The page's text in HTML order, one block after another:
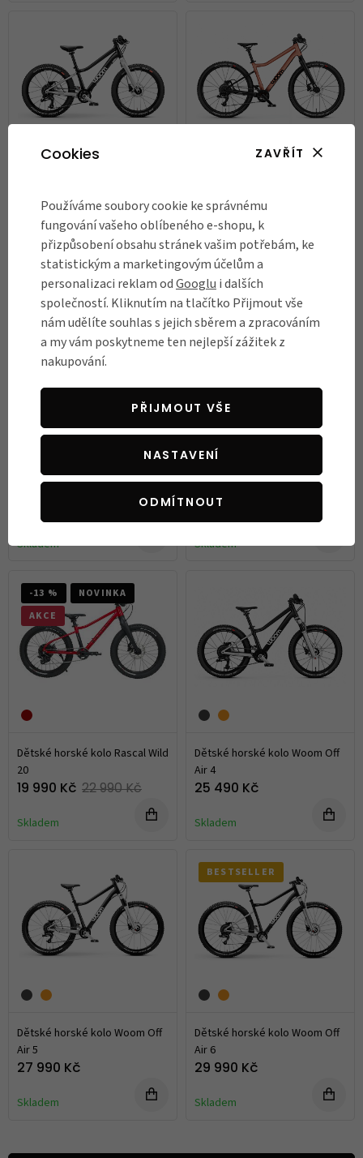
21 490 Kč
Skladem
5
22 490 Kč
Skladem
Dětské horské kolo Woom Off
Skladem
BESTSELLER
Dětské kolo Rascal 14
11 990 Kč
Skladem
-13 %
NOVINKA
AKCE
Dětské horské kolo Rascal Wild
20
19 990 Kč 22 990 Kč
Skladem
Dětské horské kolo Woom Off
Air 4
25 490 Kč
Skladem
Dětské horské kolo Woom Off
Air 5
27 990 Kč
Skladem
BESTSELLER
Dětské horské kolo Woom Off
Air 6
29 990 Kč
Skladem
Cookies ZAVŘÍT
Používáme soubory cookie ke správnému
fungování vašeho oblíbeného e-shopu, k
přizpůsobení obsahu stránek vašim potřebám, ke
statistickým a marketingovým účelům a
personalizaci reklam odGooglu i dalších
společností. Kliknutím na tlačítko Přijmout vše
nám udělíte souhlas s jejich sběrem a zpracováním
a my vám poskytneme ten nejlepší zážitek z
nakupování.
PŘIJMOUT VŠE
NASTAVENÍ
ODMÍTNOUT